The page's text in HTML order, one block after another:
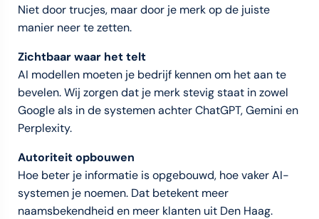
Niet door trucjes, maar door je merk op de juiste
manier neer te zetten.
Zichtbaar waar het telt
AI modellen moeten je bedrijf kennen om het aan te
bevelen. Wij zorgen dat je merk stevig staat in zowel
Google als in de systemen achter ChatGPT, Gemini en
Perplexity.
Autoriteit opbouwen
Hoe beter je informatie is opgebouwd, hoe vaker AI-
systemen je noemen. Dat betekent meer
naamsbekendheid en meer klanten uit Den Haag.